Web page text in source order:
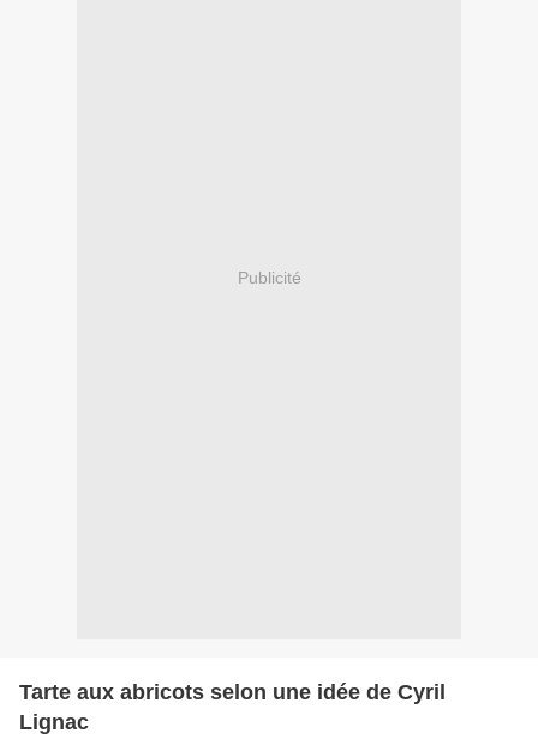
Publicité
Tarte aux abricots selon une idée de Cyril
Lignac